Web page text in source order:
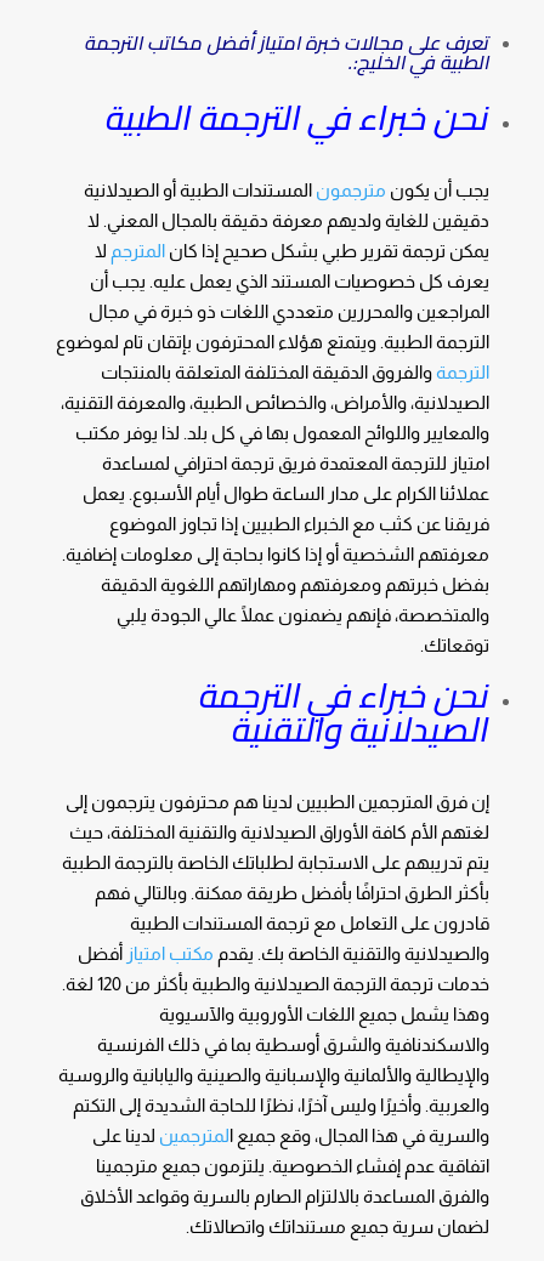
تعرف على مجالات خبرة امتياز أفضل مكاتب الترجمة
الطبية في الخليج:.
نحن خبراء في الترجمة الطبية
يجب أن يكون مترجمون المستندات الطبية أو الصيدلانية
دقيقين للغاية ولديهم معرفة دقيقة بالمجال المعني. لا
يمكن ترجمة تقرير طبي بشكل صحيح إذا كان المترجم لا
يعرف كل خصوصيات المستند الذي يعمل عليه. يجب أن
المراجعين والمحررين متعددي اللغات ذو خبرة في مجال
الترجمة الطبية. ويتمتع هؤلاء المحترفون بإتقان تام لموضوع
الترجمةوالفروق الدقيقة المختلفة المتعلقة بالمنتجات
الصيدلانية، والأمراض، والخصائص الطبية، والمعرفة التقنية،
والمعايير واللوائح المعمول بها في كل بلد. لذا يوفر مكتب
امتياز للترجمة المعتمدة فريق ترجمة احترافي لمساعدة
عملائنا الكرام على مدار الساعة طوال أيام الأسبوع. يعمل
فريقنا عن كثب مع الخبراء الطبيين إذا تجاوز الموضوع
معرفتهم الشخصية أو إذا كانوا بحاجة إلى معلومات إضافية.
بفضل خبرتهم ومعرفتهم ومهاراتهم اللغوية الدقيقة
والمتخصصة، فإنهم يضمنون عملًا عالي الجودة يلبي
توقعاتك.
نحن خبراء في الترجمة
الصيدلانية والتقنية
إن فرق المترجمين الطبيين لدينا هم محترفون يترجمون إلى
لغتهم الأم كافة الأوراق الصيدلانية والتقنية المختلفة، حيث
يتم تدريبهم على الاستجابة لطلباتك الخاصة بالترجمة الطبية
بأكثر الطرق احترافًا بأفضل طريقة ممكنة. وبالتالي فهم
قادرون على التعامل مع ترجمة المستندات الطبية
والصيدلانية والتقنية الخاصة بك. يقدم مكتب امتياز أفضل
خدمات ترجمة الترجمة الصيدلانية والطبية بأكثر من 120 لغة.
وهذا يشمل جميع اللغات الأوروبية والآسيوية
والاسكندنافية والشرق أوسطية بما في ذلك الفرنسية
والإيطالية والألمانية والإسبانية والصينية واليابانية والروسية
والعربية. وأخيرًا وليس آخرًا، نظرًا للحاجة الشديدة إلى التكتم
والسرية في هذا المجال، وقع جميع المترجمين لدينا على
اتفاقية عدم إفشاء الخصوصية. يلتزمون جميع مترجمينا
والفرق المساعدة بالالتزام الصارم بالسرية وقواعد الأخلاق
لضمان سرية جميع مستنداتك واتصالاتك.